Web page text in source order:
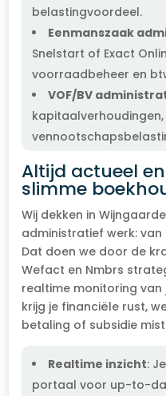
belastingvoordeel.
Eenmanszaak
Snelstart of Exact
voorraadbeheer en
VOF/BV
kapitaalverhoudingen,
Altijd actueel
slimme
Wij dekken in
administratief werk:
Dat doen we door de
Wefact en Nmbrs
realtime monitoring
krijg je financiële rust,
betaling of subsidie
Realtime inzicht:
portaal voor up-to-